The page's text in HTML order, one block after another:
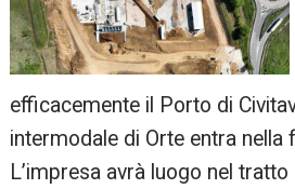
efficacemente il Porto di
intermodale di Orte entra nella
L’impresa avrà luogo nel